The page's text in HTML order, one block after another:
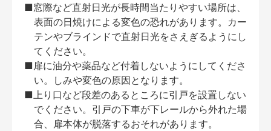
■窓際など直射日光が長時間当たりやすい場所は、
表面の日焼けによる変色の恐れがあります。カー
テンやブラインドで直射日光をさえぎるようにし
てください。
■扉に油分や薬品など付着しないようにしてくださ
い。しみや変色の原因となります。
■上り口など段差のあるところに引戸を設置しない
でください。引戸の下車が下レールから外れた場
合、扉本体が脱落するおそれがあります。